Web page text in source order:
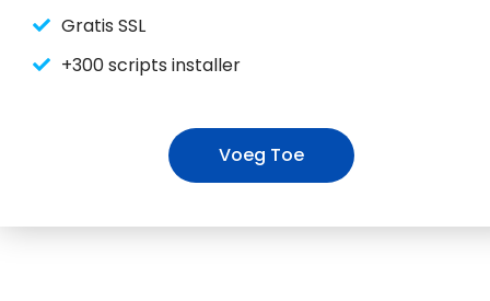
Gratis SSL
+300 scripts installer
Voeg Toe